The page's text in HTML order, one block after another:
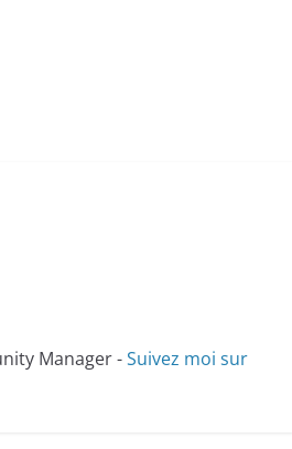
Manager -Suivez moi sur